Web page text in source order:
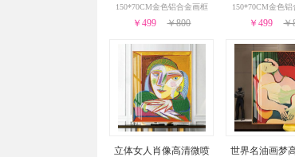
新中式装饰样板房客厅
装饰画
150*70CM金色铝合金画框
￥499 ￥800
样板房客厅
150*70CM金色铝
￥499 ￥
立体女人肖像高清微喷
世界名油画梦